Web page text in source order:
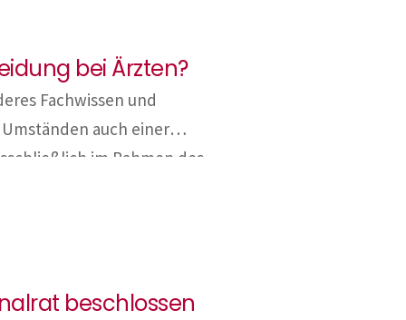
bei Ärzten?
Fachwissen und
auch einer
im Rahmen des
Privatnutzung
beschlossen